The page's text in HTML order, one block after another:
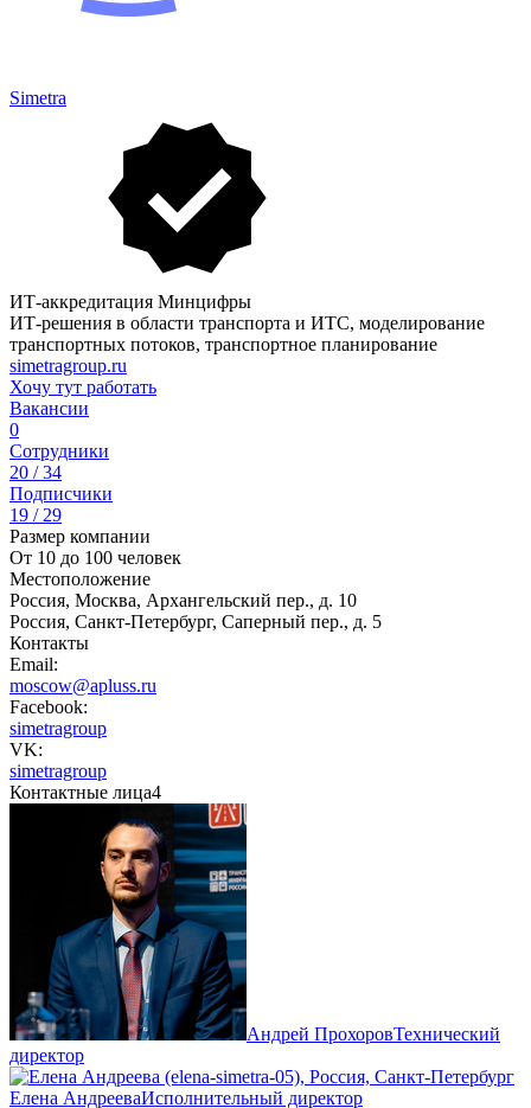
Simetra
ИТ-аккредитация Минцифры
ИТ-решения в области транспорта и ИТС, моделирование
транспортных потоков, транспортное планирование
simetragroup.ru
Хочу тут работать
Вакансии
0
Сотрудники
20 / 34
Подписчики
19 / 29
Размер компании
От 10 до 100 человек
Местоположение
Россия, Москва, Архангельский пер., д. 10
Россия, Санкт-Петербург, Саперный пер., д. 5
Контакты
Email:
moscow@apluss.ru
Facebook:
simetragroup
VK:
simetragroup
Контактные лица4
Андрей ПрохоровТехнический
директор
Елена АндрееваИсполнительный директор